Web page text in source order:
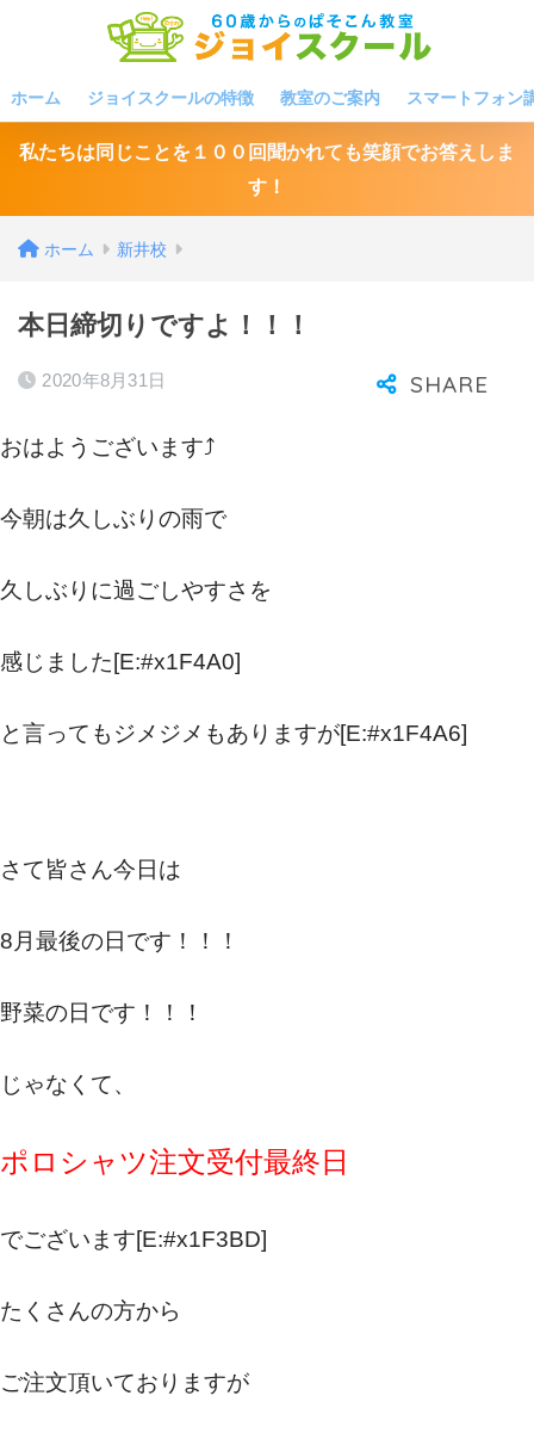
ホーム ジョイスクールの特徴 教室のご案内 スマートフォン
私たちは同じことを１００回聞かれても笑顔でお答えしま
す！
ホーム 新井校
本日締切りですよ！！！
2020年8月31日
おはようございます⤴
今朝は久しぶりの雨で
久しぶりに過ごしやすさを
感じました[E:#x1F4A0]
と言ってもジメジメもありますが[E:#x1F4A6]
さて皆さん今日は
8月最後の日です！！！
野菜の日です！！！
じゃなくて、
ポロシャツ注文受付最終日
でございます[E:#x1F3BD]
たくさんの方から
ご注文頂いておりますが